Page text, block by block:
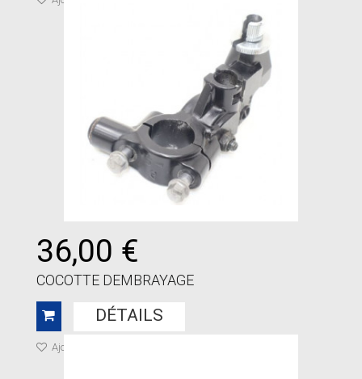
36,00 €
COCOTTE DEMBRAYAGE
DÉTAILS
Ajouter à ma liste de cadeaux